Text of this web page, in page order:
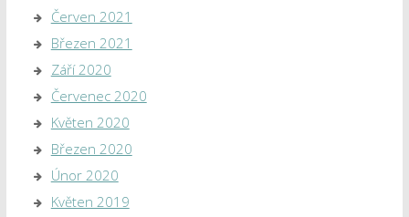
Červen 2021
Březen 2021
Září 2020
Červenec 2020
Květen 2020
Březen 2020
Únor 2020
Květen 2019